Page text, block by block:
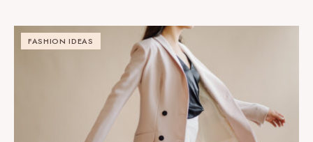
FASHION IDEAS